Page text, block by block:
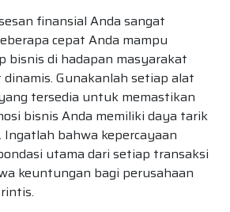
finansial Anda sangat
cepat Anda mampu
bisnis di hadapan masyarakat
Gunakanlah setiap alat
tersedia untuk memastikan
bisnis Anda memiliki daya tarik
bahwa kepercayaan
utama dari setiap transaksi
keuntungan bagi perusahaan